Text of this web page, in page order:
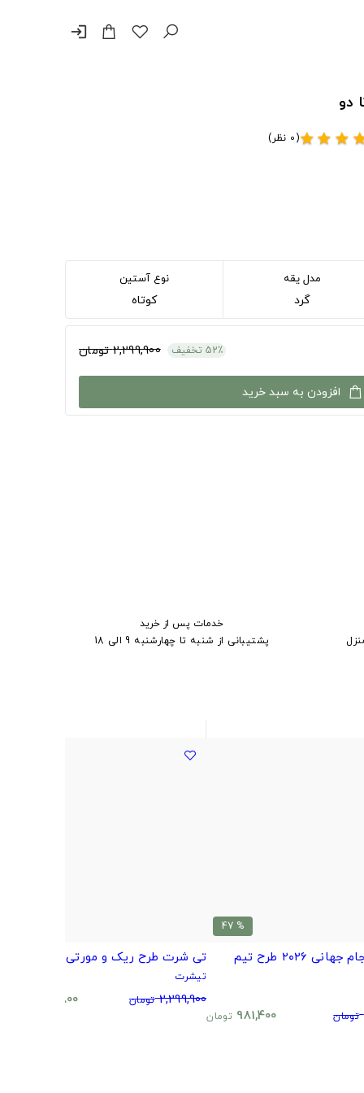
login
star
star
star(0 نظر)
مدل یقه
گرد
نوع آستین
کوتاه
52٪ تخفیف 2,299,900 تومان
افزودن به سبد خرید
خدمات پس از خرید
پشتیبانی از شنبه تا چهارشنبه 9 الی 18
% 47
مینیمال جام جهانی ۲۰۲۶ طرح تیم
تومان 981,400 تومان
تی شرت طرح ریک و مورتی
تیشرت
2,299,900 تومان 1,124,800